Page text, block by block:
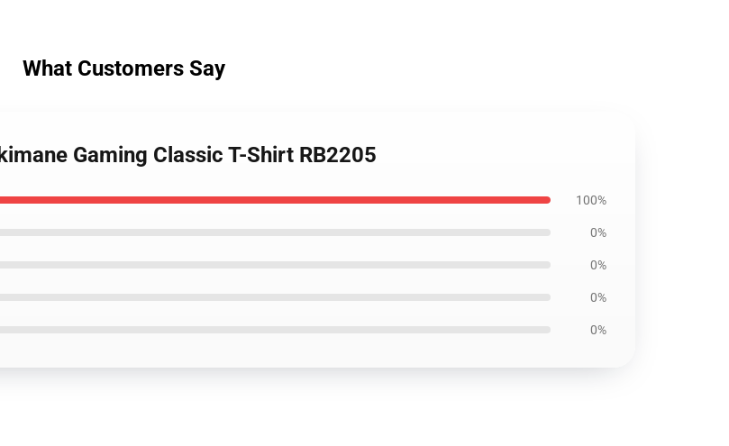
What Customers Say
Gaming Classic T-Shirt RB2205
100%
0%
0%
0%
0%